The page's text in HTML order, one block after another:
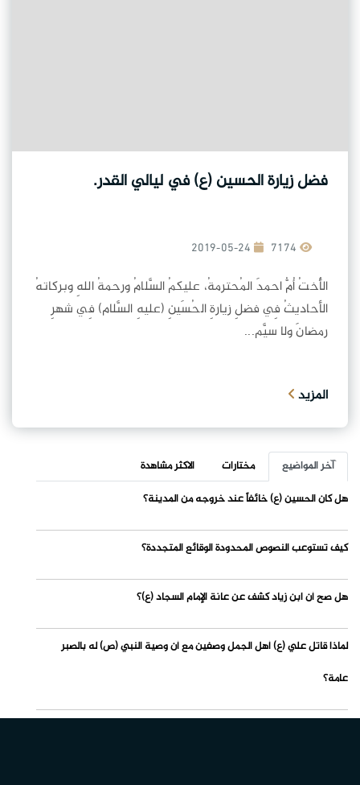
فضل زيارة الحسين (ع) في ليالي القدر.
2019-05-24
الأُختُ أُمُّ احمدَ المُحترمةُ، عليكمُ السَّلامُ ورحمةُ اللهِ وبركاتهُ
الأحاديثُ فِي فضلِ زيارةِ الحُسَينِ (عليهِ السَّلام) فِي شهرِ
رمضانَ ولا سيَّم...
المزيد
آخر المواضيع مختارات
الاكثر مشاهدة
هل كان الحسين (ع) خائفاً عند خروجه من المدينة؟
كيف تستوعب النصوص المحدودة الوقائع المتجددة؟
هل صح أن ابن زياد كشف عن عانة الإمام السجاد (ع)؟
لماذا قاتل علي (ع) أهل الجمل وصفين مع أن وصية النبي (ص) له بالصبر
عامة؟